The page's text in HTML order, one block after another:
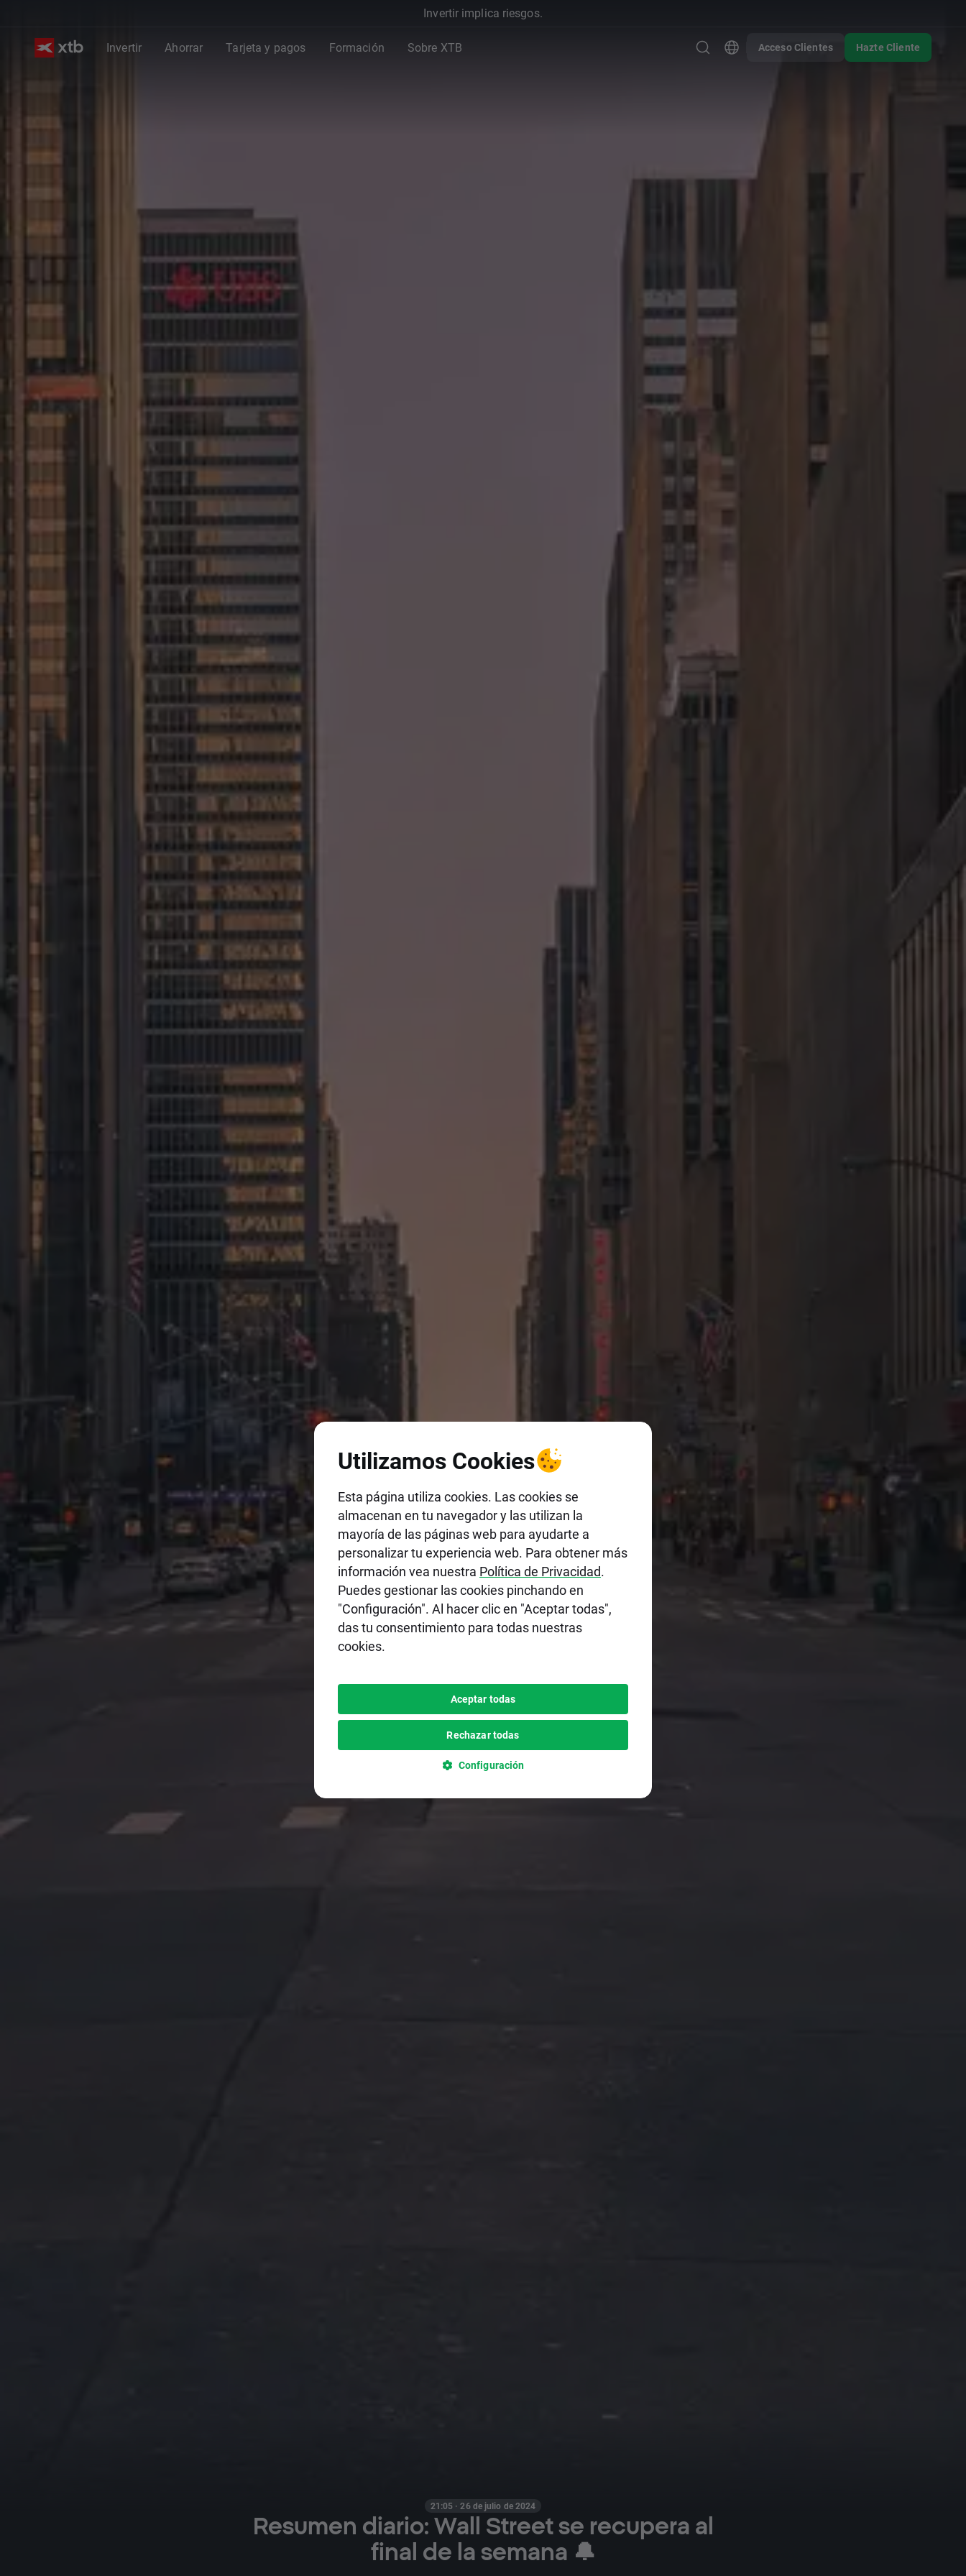
Invertir implica riesgos.
Invertir Ahorrar Tarjeta y pagos Formación Sobre XTB Acceso Clientes Hazte Cliente
21:05 · 26 de julio de 2024
Resumen diario: Wall Street se recupera al
final de la semana 🔔
Utilizamos Cookies
Esta página utiliza cookies. Las cookies se
almacenan en tu navegador y las utilizan la
mayoría de las páginas web para ayudarte a
personalizar tu experiencia web. Para obtener más
información vea nuestra Política de Privacidad.
Puedes gestionar las cookies pinchando en
"Configuración". Al hacer clic en "Aceptar todas",
das tu consentimiento para todas nuestras
cookies.
Aceptar todas
Rechazar todas
Configuración